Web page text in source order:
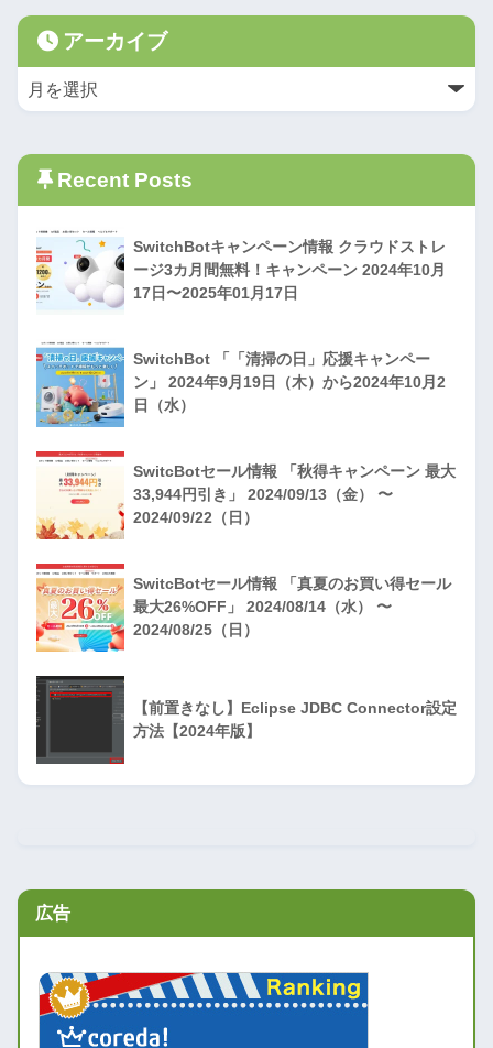
アーカイブ
Recent Posts
SwitchBotキャンペーン情報 クラウドストレ
ージ3カ月間無料！キャンペーン 2024年10月
17日〜2025年01月17日
SwitchBot 「「清掃の日」応援キャンペー
ン」 2024年9月19日（木）から2024年10月2
日（水）
SwitcBotセール情報 「秋得キャンペーン 最大
33,944円引き」 2024/09/13（金） 〜
2024/09/22（日）
SwitcBotセール情報 「真夏のお買い得セール
最大26%OFF」 2024/08/14（水） 〜
2024/08/25（日）
【前置きなし】Eclipse JDBC Connector設定
方法【2024年版】
広告